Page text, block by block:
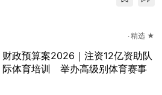
精选 ★
财政预算案2026｜注资12亿资助队
际体育培训 举办高级别体育赛事